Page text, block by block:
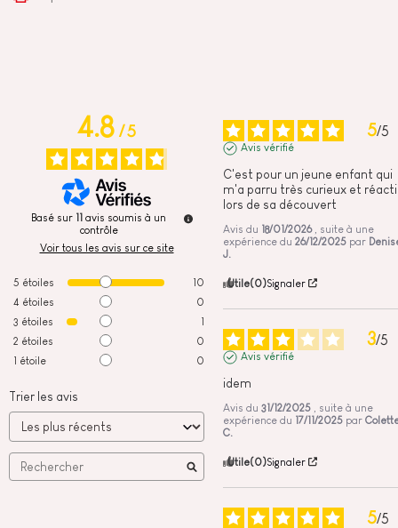
4.8/5
Basé sur 11 avis soumis à un
contrôle
Voir tous les avis sur ce site
5 étoiles
10
4 étoiles
0
3 étoiles
1
2 étoiles
0
1 étoile 0
Trier les avis
5/5
Avis vérifié
C'est pour un jeune enfant qui
m'a parru très curieux et
lors de sa découvert
Avis du 18/01/2026
, suite à une
expérience du 26/12/2025 par
J.
Utile(0)Signaler
3/5
Avis vérifié
idem
Avis du 31/12/2025
, suite à une
expérience du 17/11/2025 par
C.
Utile(0)Signaler
5/5